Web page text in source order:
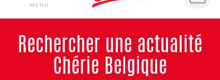
MENU
Rechercher une actualité
Chérie Belgique